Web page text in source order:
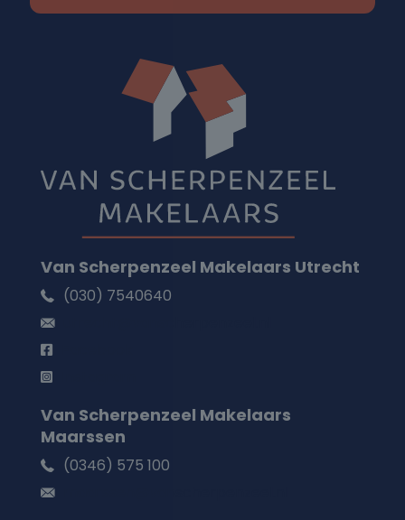
Van Scherpenzeel Makelaars Utrecht
(030) 7540640
Van Scherpenzeel Makelaars
Maarssen
(0346) 575 100